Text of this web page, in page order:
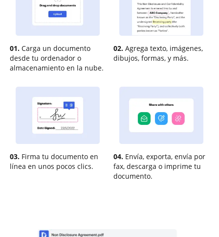
01. Carga un documento
desde tu ordenador o
almacenamiento en la nube.
02. Agrega texto, imágenes,
dibujos, formas, y más.
03. Firma tu documento en
línea en unos pocos clics.
04. Envía, exporta, envía por
fax, descarga o imprime tu
documento.